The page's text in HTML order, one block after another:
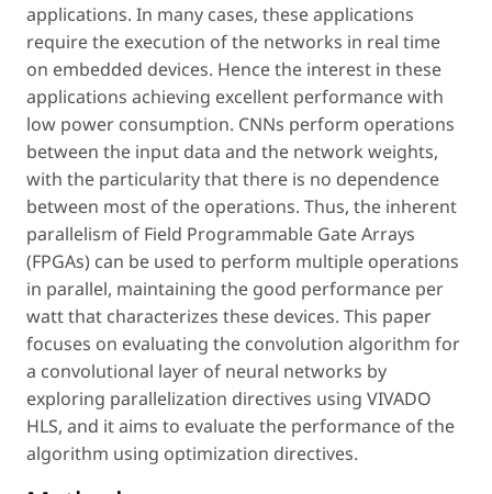
applications. In many cases, these applications
require the execution of the networks in real time
on embedded devices. Hence the interest in these
applications achieving excellent performance with
low power consumption. CNNs perform operations
between the input data and the network weights,
with the particularity that there is no dependence
between most of the operations. Thus, the inherent
parallelism of Field Programmable Gate Arrays
(FPGAs) can be used to perform multiple operations
in parallel, maintaining the good performance per
watt that characterizes these devices. This paper
focuses on evaluating the convolution algorithm for
a convolutional layer of neural networks by
exploring parallelization directives using VIVADO
HLS, and it aims to evaluate the performance of the
algorithm using optimization directives.